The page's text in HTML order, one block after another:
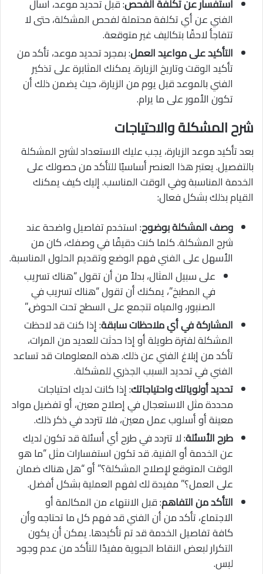
استفسار عن تكلفة الفحص: قبل تحديد موعد، اسأل
الفني عن أي تكلفة محتملة لفحص المشكلة، حتى لا
تتفاجأ لاحقًا بتكاليف غير متوقعة.
التأكيد على مواعيد العمل: بمجرد تحديد موعد، تأكد من
تأكيد الوقت وتاريخ الزيارة. يمكنك المثابرة على تذكير
الفني بالموعد قبل يوم من الزيارة، حيث يضمن ذلك أن
تكون الأمور على ما يرام.
شرح المشكلة والاحتياجات
بعد تأكيد موعد الزيارة، يجب عليك الاستعداد لشرح المشكلة
بالتفصيل. يعتبر هذا العنصر أساسيًا للتأكد من حصولك على
الخدمة المناسبة وفي الوقت المناسب. إليك كيف يمكنك
القيام بذلك بشكل فعال:
وصف المشكلة بوضوح: استخدم تفاصيل واضحة عند
شرح المشكلة. كلما كنت دقيقًا في وصفك، كان من
الأسهل على الفني فهم الوضع وتقديم الحلول المناسبة.
على سبيل المثال، بدلاً من أن تقول “هناك تسريب
في المطبخ”، يمكنك أن تقول “هناك تسريب في
الصنبور، والمياه تتجمع على السطح تحت الحوض.”
المشاركة في أي ملاحظات سابقة: إذا كنت قد لاحظت
المشكلة لفترة طويلة أو إذا حدثت للعديد من المرات،
تأكد من إبلاغ الفني عن ذلك. هذه المعلومات قد تساعد
الفني في تحديد السبب الجذري للمشكلة.
تحديد أولوياتك واحتياجاتك: إذا كانت لديك احتياجات
محددة مثل الاستعجال في إصلاح معين، أو تفضيل مواد
معينة أو أسلوب عمل معين، فلا تتردد في ذكر ذلك.
طرح الأسئلة: لا تتردد في طرح أي أسئلة قد تكون لديك
عن الخدمة أو الفنية. قد تكون استفسارات مثل “ما هو
الوقت المتوقع لإصلاح المشكلة؟” أو “هل هناك ضمان
على العمل؟” مفيدة لك لفهم العملية بشكل أفضل.
التأكد من التفاهم: قبل الانتهاء من المكالمة أو
الاجتماع، تأكد من أن الفني قد فهم كل ما تحتاجه وأن
كافة تفاصيل الخدمة قد تم تأكيدها. يمكن أن يكون
التكرار لبعض النقاط الحيوية مفيدًا للتأكد من عدم وجود
لبس.